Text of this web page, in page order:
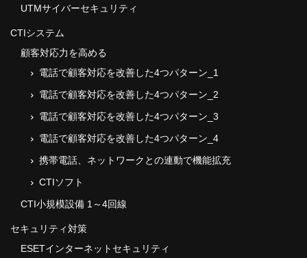
Webroot DNSProtection
個人情報のための行動指針
UTMサイバーセキュリティ
CTIシステム
顧客対応力を高める
電話で顧客対応を改善した4つパターン_1
電話で顧客対応を改善した4つパターン_2
電話で顧客対応を改善した4つパターン_3
電話で顧客対応を改善した4つパターン_4
携帯電話、ネットワークとの連動で機能拡充
CTIソフト
CTI小規模設備 1～4回線
セキュリティ対策
ESETインターネットセキュリティ